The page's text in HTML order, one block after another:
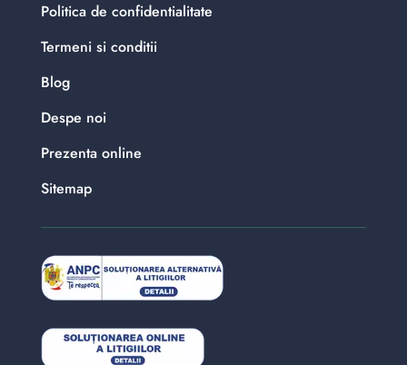
Politica de confidentialitate
Termeni si conditii
Blog
Despe noi
Prezenta online
Sitemap